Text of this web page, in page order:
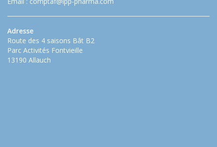
Adresse
Route des 4 saisons Bât B2
Parc Activités Fontvieille
13190 Allauch